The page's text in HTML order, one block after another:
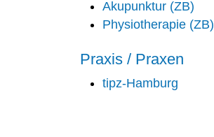
Akupunktur (ZB)
Physiotherapie (ZB)
Praxis / Praxen
tipz-Hamburg